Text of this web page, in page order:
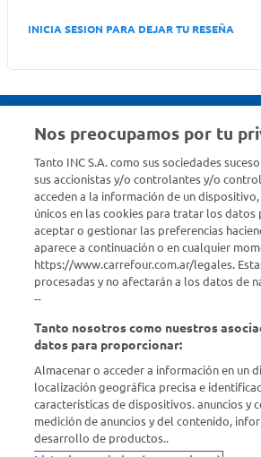
INICIA SESION PARA DEJAR TU RESEÑA
Estamos para ayudarte
¿Tenés una consulta? Comunicate con
Descubrí Carrefour
Conocenos
Info útil
Comprá Online
Nos preocupamos por tu
Tanto INC S.A. como sus sociedades
sus accionistas y/o controlantes y/o
acceden a la información de un
únicos en las cookies para tratar los datos
aceptar o gestionar las preferencias
aparece a continuación o en cualquier
https://www.carrefour.com.ar/legales.
procesadas y no afectarán a los datos de
--
Tanto nosotros como nuestros
datos para proporcionar:
Almacenar o acceder a información en un
localización geográfica precisa e
características de dispositivos. anuncios y
medición de anuncios y del contenido,
desarrollo de productos..